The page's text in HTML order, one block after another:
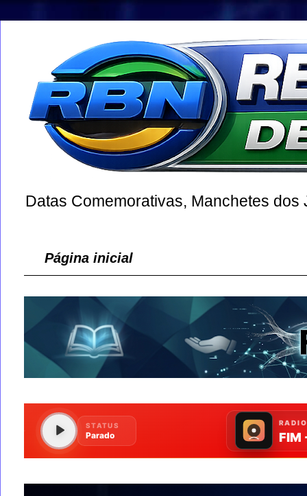
Datas Comemorativas, Manchetes
Página inicial